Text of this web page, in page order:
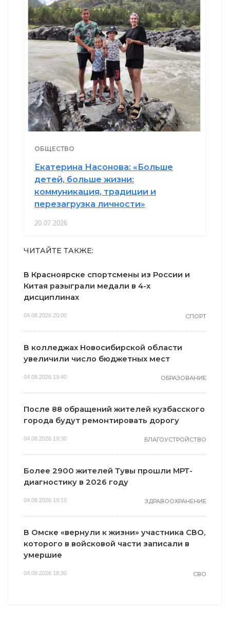
ОБЩЕСТВО
Екатерина Насонова: «Больше
детей, больше жизни:
коммуникация, традиции и
перезагрузка личности»
20.07.2026
ЧИТАЙТЕ ТАКЖЕ:
В Красноярске спортсмены из России и
Китая разыграли медали в 4-х
дисциплинах
04.08.2026 20:00 СПОРТ
В колледжах Новосибирской области
увеличили число бюджетных мест
04.08.2026 19:40 ОБРАЗОВАНИЕ
После 88 обращений жителей кузбасского
города будут ремонтировать дорогу
04.08.2026 19:30 БЛАГОУСТРОЙСТВО
Более 2900 жителей Тувы прошли МРТ-
диагностику в 2026 году
04.08.2026 19:10 ЗДРАВООХРАНЕНИЕ
В Омске «вернули к жизни» участника СВО,
которого в войсковой части записали в
умершие
04.08.2026 18:30 СВО